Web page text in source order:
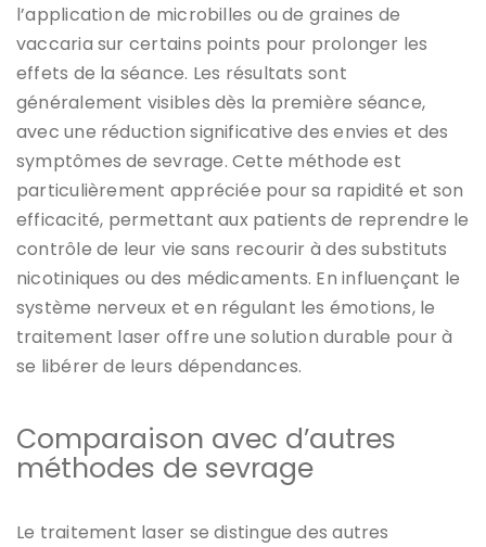
l’application de microbilles ou de graines de
vaccaria sur certains points pour prolonger les
effets de la séance. Les résultats sont
généralement visibles dès la première séance,
avec une réduction significative des envies et des
symptômes de sevrage. Cette méthode est
particulièrement appréciée pour sa rapidité et son
efficacité, permettant aux patients de reprendre le
contrôle de leur vie sans recourir à des substituts
nicotiniques ou des médicaments. En influençant le
système nerveux et en régulant les émotions, le
traitement laser offre une solution durable pour à
se libérer de leurs dépendances.
Comparaison avec d’autres
méthodes de sevrage
Le traitement laser se distingue des autres